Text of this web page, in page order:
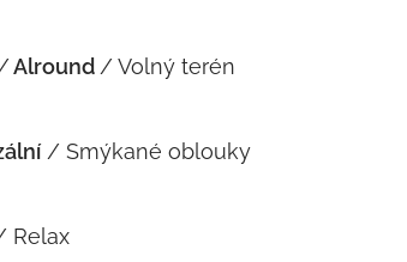
Alround / Volný terén
/ Smýkané oblouky
Relax